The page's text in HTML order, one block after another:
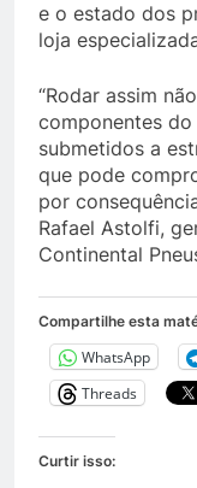
e o estado dos
loja
“Rodar assim
componentes
submetidos a
que pode
por
Rafael Astolfi,
Continental
Compartilhe esta
WhatsApp
Threads
Curtir isso: